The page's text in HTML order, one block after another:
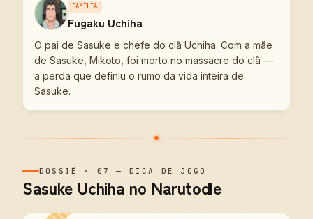
FAMÍLIA
Fugaku Uchiha
O pai de Sasuke e chefe do clã Uchiha. Com a mãe
de Sasuke, Mikoto, foi morto no massacre do clã —
a perda que definiu o rumo da vida inteira de
Sasuke.
DOSSIÊ · 07 — DICA DE JOGO
Sasuke Uchiha no Narutodle